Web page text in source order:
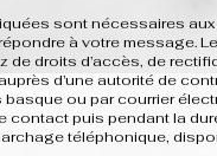
sont nécessaires
à votre message.
de droits d’accès, de
d’une autorité de
ou par courrier
contact puis pendant la
téléphonique,